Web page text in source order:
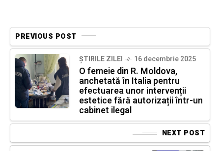
PREVIOUS POST
ȘTIRILE ZILEI 16 decembrie 2025
O femeie din R. Moldova,
anchetată în Italia pentru
efectuarea unor intervenții
estetice fără autorizații într-un
cabinet ilegal
NEXT POST